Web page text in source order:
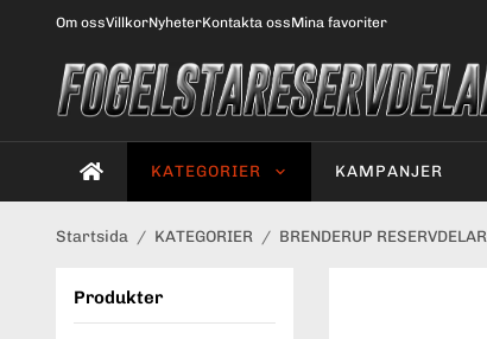
Om ossVillkorNyheterKontakta ossMina favoriter
KATEGORIER KAMPANJER
Startsida / KATEGORIER / BRENDERUP RESERVDELAR
Produkter